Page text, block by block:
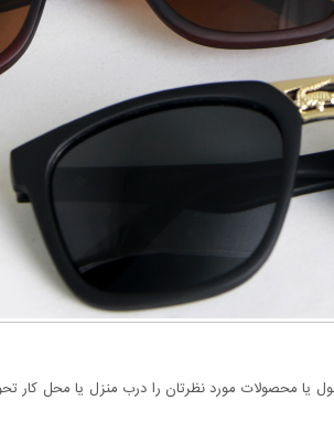
محصولات مورد نظرتان را درب منزل یا محل کار